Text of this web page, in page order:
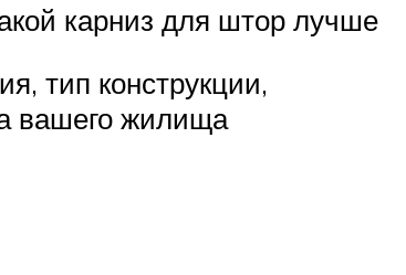
карниз для штор лучше
тип конструкции,
вашего жилища